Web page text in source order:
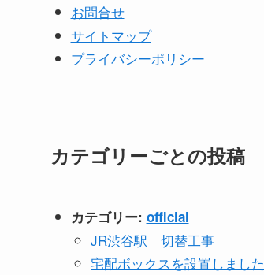
お問合せ
サイトマップ
プライバシーポリシー
カテゴリーごとの投稿
カテゴリー: official
JR渋谷駅 切替工事
宅配ボックスを設置しました